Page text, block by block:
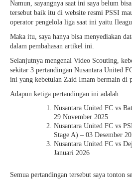
Namun, sayangnya saat ini saya belum
tersebut baik itu di website resmi PSSI
operator pengelola liga saat ini yaitu
Maka itu, saya hanya bisa menyediakan
dalam pembahasan artikel ini.
Selanjutnya mengenai Video Scouting,
sekitar 3 pertandingan Nusantara United
ini yang kebetulan Zaid Imam bermain di
Adapun ketiga pertandingan ini adalah
Nusantara United FC vs
29 November 2025
Nusantara United FC vs
Stage A) – 03 Desember
Nusantara United FC vs
Januari 2026
Semua pertandingan tersebut saya tonton